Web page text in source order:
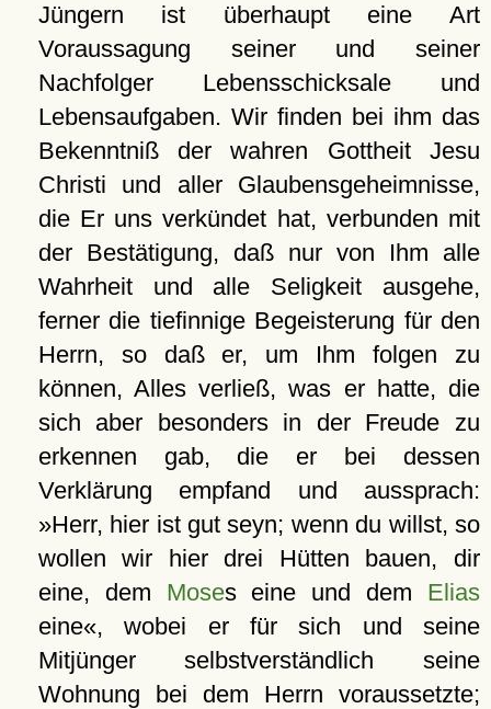
Jüngern ist überhaupt eine Art
Voraussagung seiner und seiner
Nachfolger Lebensschicksale und
Lebensaufgaben. Wir finden bei ihm das
Bekenntniß der wahren Gottheit Jesu
Christi und aller Glaubensgeheimnisse,
die Er uns verkündet hat, verbunden mit
der Bestätigung, daß nur von Ihm alle
Wahrheit und alle Seligkeit ausgehe,
ferner die tiefinnige Begeisterung für den
Herrn, so daß er, um Ihm folgen zu
können, Alles verließ, was er hatte, die
sich aber besonders in der Freude zu
erkennen gab, die er bei dessen
Verklärung empfand und aussprach:
»Herr, hier ist gut seyn; wenn du willst, so
wollen wir hier drei Hütten bauen, dir
eine, dem Moses eine und dem Elias
eine«, wobei er für sich und seine
Mitjünger selbstverständlich seine
Wohnung bei dem Herrn voraussetzte;